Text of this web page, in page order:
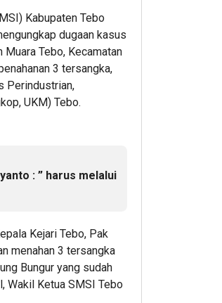
Kabupaten Tebo
dugaan kasus
Muara Tebo, Kecamatan
3 tersangka,
Perindustrian,
UKM) Tebo.
: ” harus melalui
Kejari Tebo, Pak
menahan 3 tersangka
Bungur yang sudah
Wakil Ketua SMSI Tebo